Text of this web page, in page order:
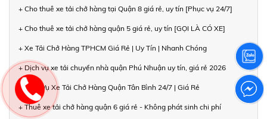
+ Cho thuê xe tải chở hàng tại Quận 8 giá rẻ, uy tín [Phục vụ 24/7]
+ Cho thuê xe tải chở hàng quận 5 giá rẻ, uy tín [GỌI LÀ CÓ XE]
+ Xe Tải Chở Hàng TPHCM Giá Rẻ | Uy Tín | Nhanh Chóng
+ Dịch vụ xe tải chuyển nhà quận Phú Nhuận uy tín, giá rẻ 2026
+ Dịch Vụ Xe Tải Chở Hàng Quận Tân Bình 24/7 | Giá Rẻ
+ Thuê xe tải chở hàng quận 6 giá rẻ - Không phát sinh chi phí